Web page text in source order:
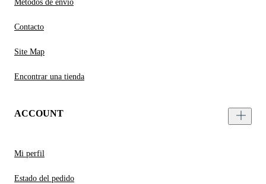
Métodos de envío
Contacto
Site Map
Encontrar una tienda
ACCOUNT
Mi perfil
Estado del pedido